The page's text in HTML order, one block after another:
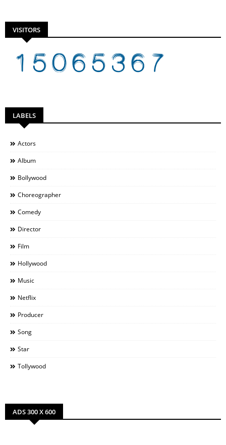
VISITORS
LABELS
Actors
Album
Bollywood
Choreographer
Comedy
Director
Film
Hollywood
Music
Netflix
Producer
Song
Star
Tollywood
ADS 300 X 600